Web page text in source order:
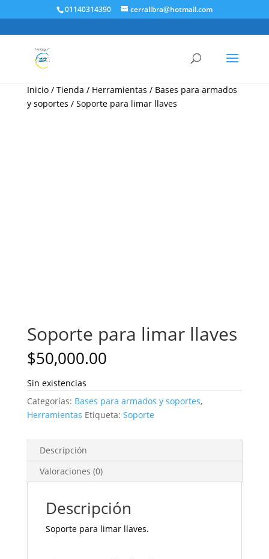
01140314390 cerralibra@hotmail.com
Inicio/ Tienda / Herramientas / Bases para armados
y soportes / Soporte para limar llaves
Soporte para limar llaves
$50,000.00
Sin existencias
Categorías: Bases para armados y soportes,
Herramientas Etiqueta: Soporte
Descripción
Valoraciones (0)
Descripción
Soporte para limar llaves.